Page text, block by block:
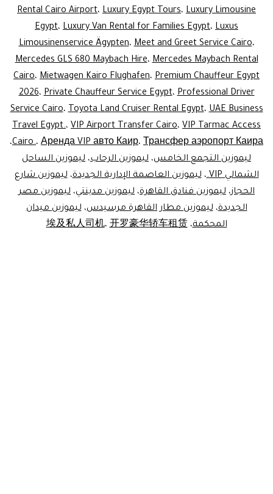
Rental Cairo Airport، Luxury Egypt Tours، Luxury Limousine
Egypt، Luxury Van Rental for Families Egypt، Luxus
Limousinenservice Ägypten،Meet and Greet Service Cairo،
Mercedes GLS 680 Maybach Hire،Mercedes Maybach Rental
Cairo، Mietwagen Kairo Flughafen، Premium Chauffeur Egypt
2026،Private Chauffeur Service Egypt،Professional Driver
Service Cairo،Toyota Land Cruiser Rental Egypt،UAE Business
Travel Egypt.، VIP Airport Transfer Cairo، VIP Tarmac Access
Cairo.، Аренда VIP авто Каир، Трансфер аэропорт Каира
،
ليموزين التجمع الخامس، ليموزين الرحاب، ليموزين الساحل
الشمالي VIP.
،ليموزين العاصمة الإدارية الجديدة،ليموزين شارع
الحجاز، ليموزين فنادق القاهرة، ليموزين مدينتي، ليموزين مصر
الجديدة،ليموزين مطار القاهرة مرسيدس،ليموزين ميدان
المحكمة، 埃及私人司机،开罗豪华轿车租赁